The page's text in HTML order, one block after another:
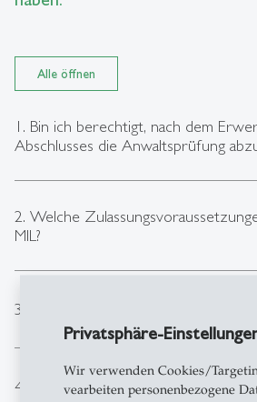
Privatsphäre-
Wir verwenden Cookies/
vearbeiten personenbezogene
Alle öffnen
1. Bin ich berechtigt, nach dem
Abschlusses die Anwaltsprüfung
2. Welche
MIL?
3. Gibt es weitere Anforderungen?
4. Wann kann ich das MIL-Programm